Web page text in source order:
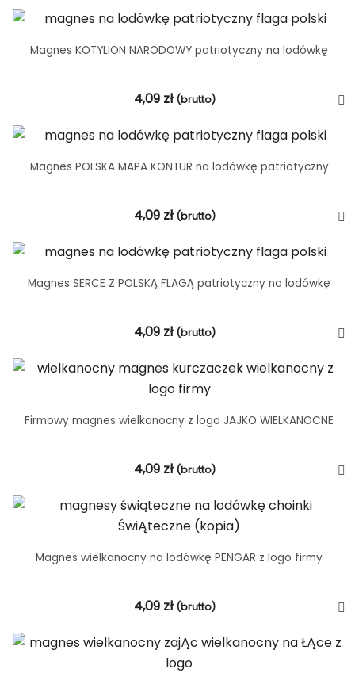
Magnes KOTYLION NARODOWY patriotyczny na lodówkę
4,09 zł (brutto)
Magnes POLSKA MAPA KONTUR na lodówkę patriotyczny
4,09 zł (brutto)
Magnes SERCE Z POLSKĄ FLAGĄ patriotyczny na lodówkę
4,09 zł (brutto)
Firmowy magnes wielkanocny z logo JAJKO WIELKANOCNE
4,09 zł (brutto)
Magnes wielkanocny na lodówkę PENGAR z logo firmy
4,09 zł (brutto)